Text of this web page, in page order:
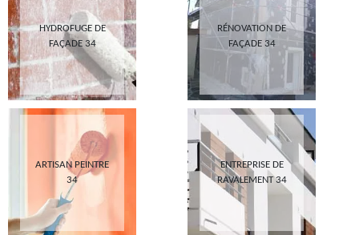
HYDROFUGE DE
FAÇADE 34
RÉNOVATION DE
FAÇADE 34
ARTISAN PEINTRE
34
ENTREPRISE DE
RAVALEMENT 34